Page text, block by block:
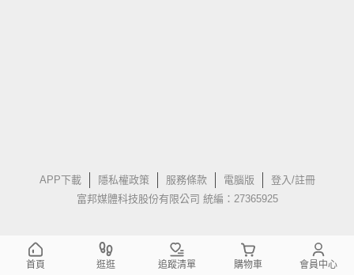
APP下載 隱私權政策 服務條款 電腦版
登入/註冊
富邦媒體科技股份有限公司 統編：27365925
首頁 逛逛 追蹤清單 購物車 會員中心